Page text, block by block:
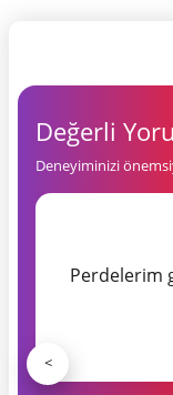
Değerli
Deneyiminizi
Perdelerim
<